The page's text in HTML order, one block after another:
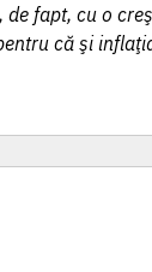
fapt, cu o
că şi